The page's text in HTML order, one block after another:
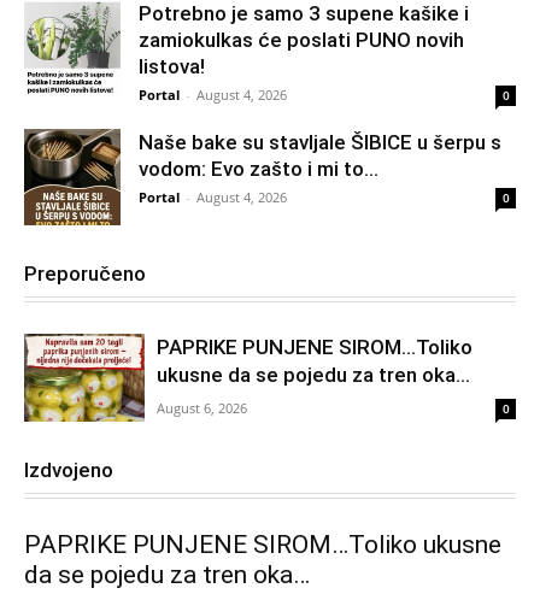
Potrebno je samo 3 supene kašike i
zamiokulkas će poslati PUNO novih
listova!
Portal - August 4, 2026 0
Naše bake su stavljale ŠIBICE u šerpu s
vodom: Evo zašto i mi to...
Portal - August 4, 2026 0
Preporučeno
PAPRIKE PUNJENE SIROM…Toliko
ukusne da se pojedu za tren oka…
August 6, 2026 0
Izdvojeno
PAPRIKE PUNJENE SIROM…Toliko ukusne
da se pojedu za tren oka…